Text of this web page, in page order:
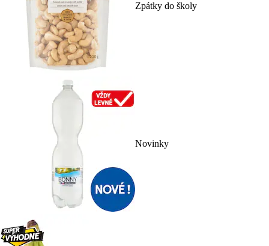
Zpátky do školy
Novinky